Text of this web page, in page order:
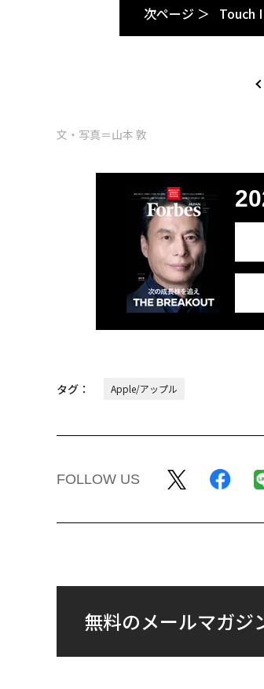
次ページ ＞ Touch
文・写真＝山本 敦
タグ： Apple/アップル
FOLLOW US
無料のメールマガジ